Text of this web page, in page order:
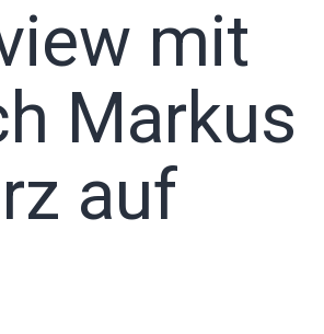
mit
Markus
auf